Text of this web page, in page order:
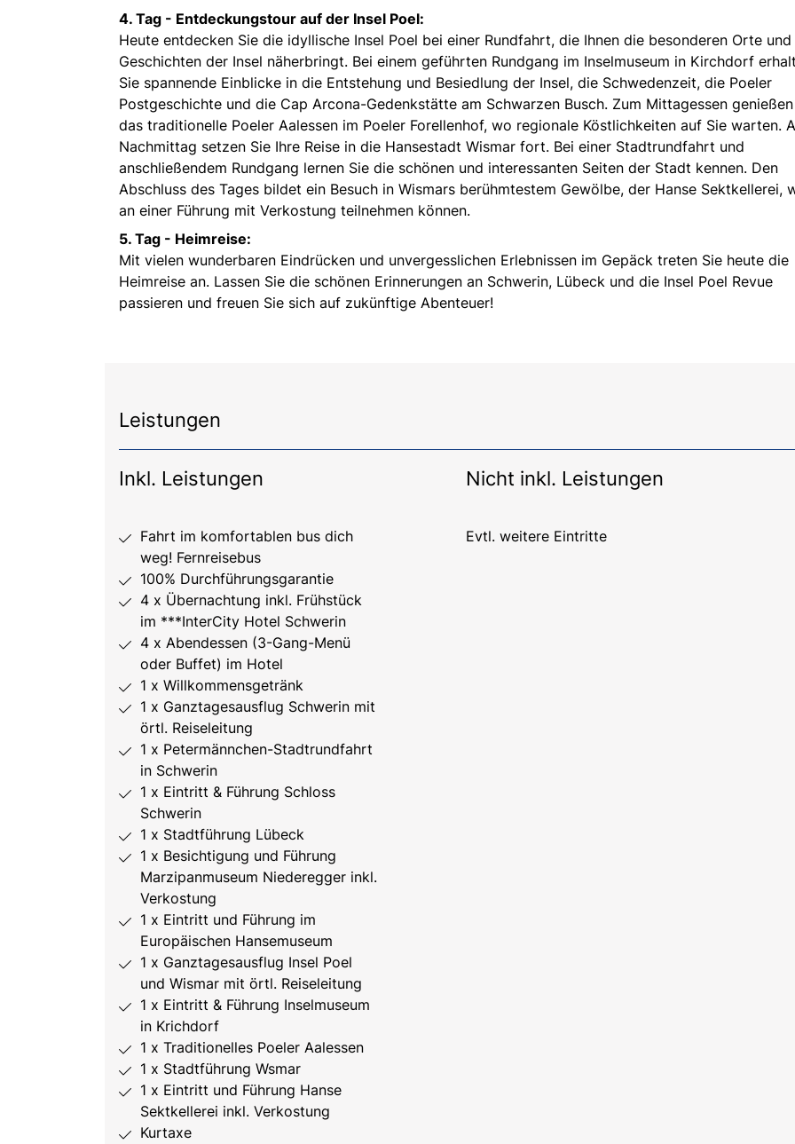
4. Tag - Entdeckungstour auf der Insel Poel:
Heute entdecken Sie die idyllische Insel Poel bei einer Rundfahrt, die Ihnen die besonderen Orte und
Geschichten der Insel näherbringt. Bei einem geführten Rundgang im Inselmuseum in Kirchdorf
Sie spannende Einblicke in die Entstehung und Besiedlung der Insel, die Schwedenzeit, die Poeler
Postgeschichte und die Cap Arcona-Gedenkstätte am Schwarzen Busch. Zum Mittagessen
das traditionelle Poeler Aalessen im Poeler Forellenhof, wo regionale Köstlichkeiten auf Sie warten.
Nachmittag setzen Sie Ihre Reise in die Hansestadt Wismar fort. Bei einer Stadtrundfahrt und
anschließendem Rundgang lernen Sie die schönen und interessanten Seiten der Stadt kennen. Den
Abschluss des Tages bildet ein Besuch in Wismars berühmtestem Gewölbe, der Hanse Sektkellerei,
an einer Führung mit Verkostung teilnehmen können.
5. Tag - Heimreise:
Mit vielen wunderbaren Eindrücken und unvergesslichen Erlebnissen im Gepäck treten Sie heute die
Heimreise an. Lassen Sie die schönen Erinnerungen an Schwerin, Lübeck und die Insel Poel Revue
passieren und freuen Sie sich auf zukünftige Abenteuer!
Leistungen
Inkl. Leistungen
Fahrt im komfortablen bus dich
weg! Fernreisebus
100% Durchführungsgarantie
4 x Übernachtung inkl. Frühstück
im ***InterCity Hotel Schwerin
4 x Abendessen (3-Gang-Menü
oder Buffet) im Hotel
1 x Willkommensgetränk
1 x Ganztagesausflug Schwerin mit
örtl. Reiseleitung
1 x Petermännchen-Stadtrundfahrt
in Schwerin
1 x Eintritt & Führung Schloss
Schwerin
1 x Stadtführung Lübeck
1 x Besichtigung und Führung
Marzipanmuseum Niederegger inkl.
Verkostung
1 x Eintritt und Führung im
Europäischen Hansemuseum
1 x Ganztagesausflug Insel Poel
und Wismar mit örtl. Reiseleitung
1 x Eintritt & Führung Inselmuseum
in Krichdorf
1 x Traditionelles Poeler Aalessen
1 x Stadtführung Wsmar
1 x Eintritt und Führung Hanse
Sektkellerei inkl. Verkostung
Kurtaxe
Nicht inkl. Leistungen
Evtl. weitere Eintritte